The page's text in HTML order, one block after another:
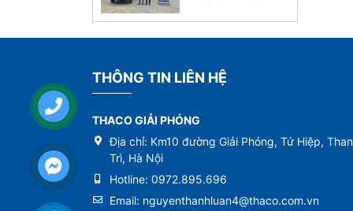
THÔNG TIN LIÊN HỆ
THACO GIẢI PHÓNG
Địa chỉ: Km10 đường Giải Phóng, Tứ Hiệp,
Trì, Hà Nội
Hotline: 0972.895.696
Email: nguyenthanhluan4@thaco.com.vn